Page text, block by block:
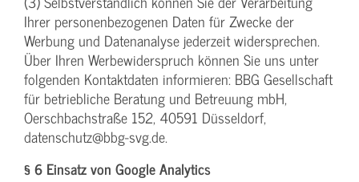
Ihrer personenbezogenen Daten für Zwecke der
Werbung und Datenanalyse jederzeit widersprechen.
Über Ihren Werbewiderspruch können Sie uns unter
folgenden Kontaktdaten informieren: BBG Gesellschaft
für betriebliche Beratung und Betreuung mbH,
Oerschbachstraße 152, 40591 Düsseldorf,
datenschutz@bbg-svg.de.
§ 6 Einsatz von Google Analytics